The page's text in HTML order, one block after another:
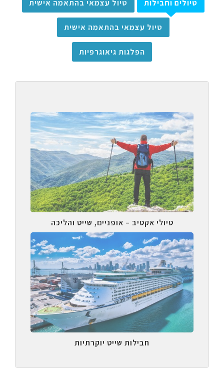
טיולים וחבילות טיול עצמאי בהתאמה אישית
טיול עצמאי בהתאמה אישית
הפלגות גיאוגרפיות
טיולי אקטיב – אופניים, שייט והליכה
חבילות שייט יוקרתיות